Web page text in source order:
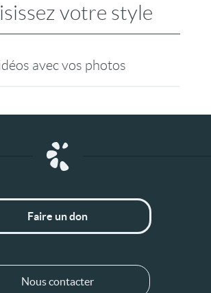
votre style
avec vos photos
Faire un don
Nous contacter